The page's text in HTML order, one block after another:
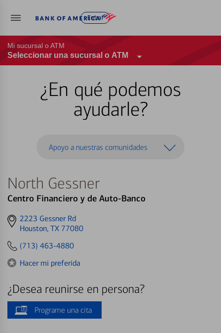
Entrar
Mi sucursal o ATM
Seleccionar una sucursal o ATM
¿En qué podemos
ayudarle?
Apoyo a nuestras comunidades
North Gessner
Centro Financiero y de Auto-Banco
Get
directions
2223 Gessner Rd
Houston, TX 77080
(713) 463-4880
Hacer mi preferida
¿Desea reunirse en persona?
Programe una cita